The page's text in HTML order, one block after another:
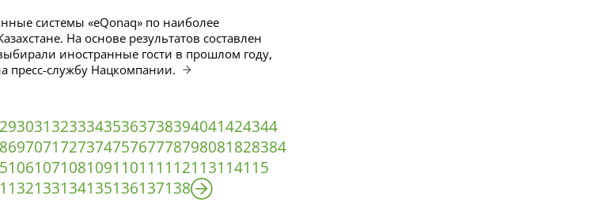
системы «eQonaq» по наиболее
На основе результатов составлен
иностранные гости в прошлом году,
пресс-службу Нацкомпании.
29303132333435363738394041424344
69707172737475767778798081828384
106107108109110111 112113114115
132133134135136137138